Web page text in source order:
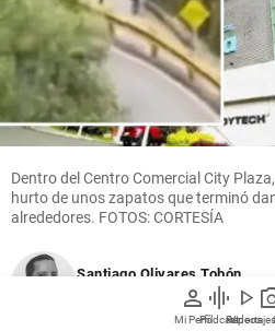
person
Mi Perfil
graphic_eq
Pódcast
play_arrow
Videos
Dentro del Centro Comercial City
hurto de unos zapatos que terminó
alrededores. FOTOS: CORTESÍA
Santiago Olivares Tobón